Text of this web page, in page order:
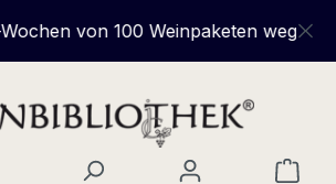
von 100 Weinpaketen wegen